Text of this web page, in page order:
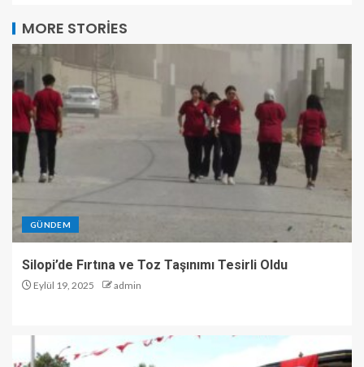
MORE STORIES
GÜNDEM
Silopi’de Fırtına ve Toz Taşınımı Tesirli Oldu
Eylül 19, 2025 admin